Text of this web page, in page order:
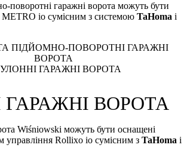
поворотні гаражні ворота можуть бути
io сумісним з системоюTaHoma і
ГАРАЖНІ ВОРОТА
Wiśniowski можуть бути оснащені
управління Rollixo io сумісним зTaHoma і